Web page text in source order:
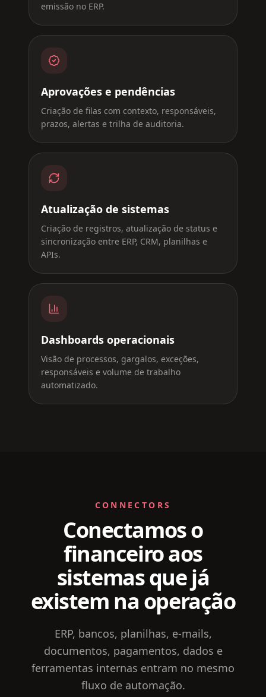
emissão no ERP.
Aprovações e pendências
Criação de filas com contexto, responsáveis,
prazos, alertas e trilha de auditoria.
Atualização de sistemas
Criação de registros, atualização de status e
sincronização entre ERP, CRM, planilhas e
APIs.
Dashboards operacionais
Visão de processos, gargalos, exceções,
responsáveis e volume de trabalho
automatizado.
CONNECTORS
Conectamos o
financeiro aos
sistemas que já
existem na operação
ERP, bancos, planilhas, e-mails,
documentos, pagamentos, dados e
ferramentas internas entram no mesmo
fluxo de automação.